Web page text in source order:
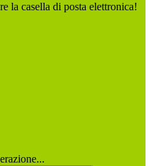
la casella di posta elettronica!